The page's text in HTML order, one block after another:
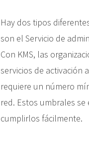
Hay dos tipos
son el Servicio de
Con KMS, las
servicios de activación
requiere un número
red. Estos umbrales
cumplirlos fácilmente.